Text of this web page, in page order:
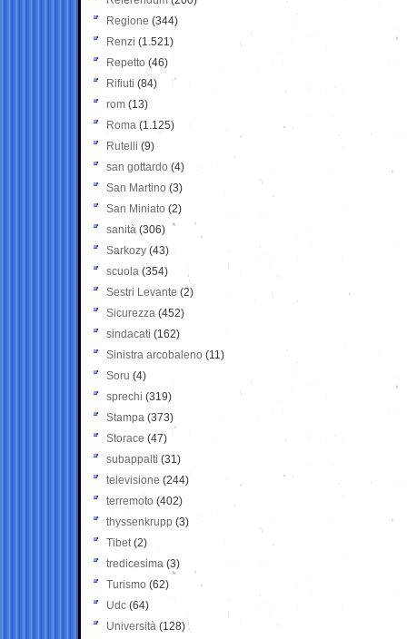
Regione (344)
Renzi (1.521)
Repetto (46)
Rifiuti (84)
rom (13)
Roma (1.125)
Rutelli (9)
san gottardo (4)
San Martino (3)
San Miniato (2)
sanità (306)
Sarkozy (43)
scuola (354)
Sestri Levante (2)
Sicurezza (452)
sindacati (162)
Sinistra arcobaleno (11)
Soru (4)
sprechi (319)
Stampa (373)
Storace (47)
subappalti (31)
televisione(244)
terremoto (402)
thyssenkrupp (3)
Tibet(2)
tredicesima (3)
Turismo (62)
Udc (64)
Università (128)